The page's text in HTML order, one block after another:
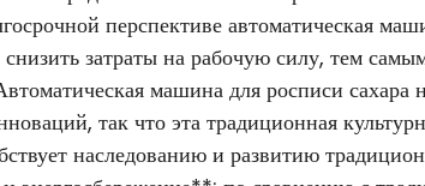
перспективе автоматическая
затраты на рабочую силу, тем
машина для росписи сахара
так что эта традиционная
наследованию и развитию